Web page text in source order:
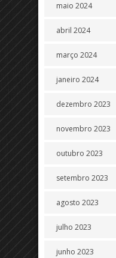
maio 2024
abril 2024
março 2024
janeiro 2024
dezembro 2023
novembro 2023
outubro 2023
setembro 2023
agosto 2023
julho 2023
junho 2023